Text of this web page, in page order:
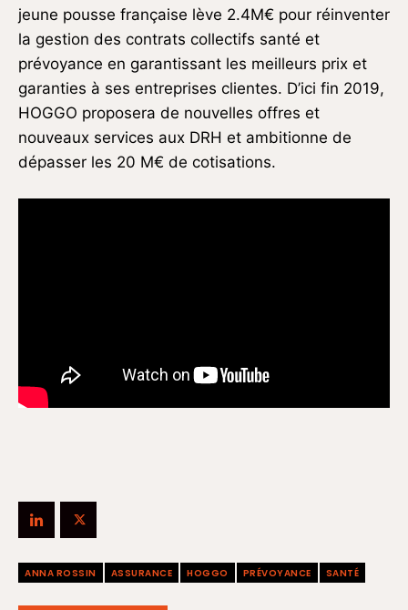
jeune pousse française lève 2.4M€ pour réinventer
la gestion des contrats collectifs santé et
prévoyance en garantissant les meilleurs prix et
garanties à ses entreprises clientes. D’ici fin 2019,
HOGGO proposera de nouvelles offres et
nouveaux services aux DRH et ambitionne de
dépasser les 20 M€ de cotisations.
ANNA ROSSIN ASSURANCE HOGGO PRÉVOYANCE SANTÉ